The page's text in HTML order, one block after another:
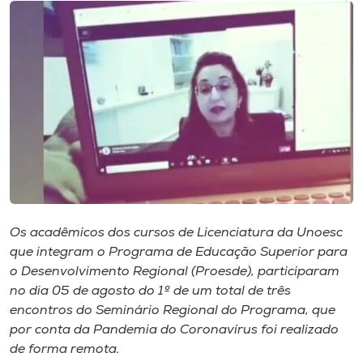
CPA
Biblioteca
Rádio
Museu
Unoesc
Store
Selecione
Os acadêmicos dos cursos de Licenciatura da Unoesc
que integram o Programa de Educação Superior para
o Desenvolvimento Regional (Proesde), participaram
no dia 05 de agosto do 1º de um total de três
encontros do Seminário Regional do Programa, que
por conta da Pandemia do Coronavírus foi realizado
de forma remota.